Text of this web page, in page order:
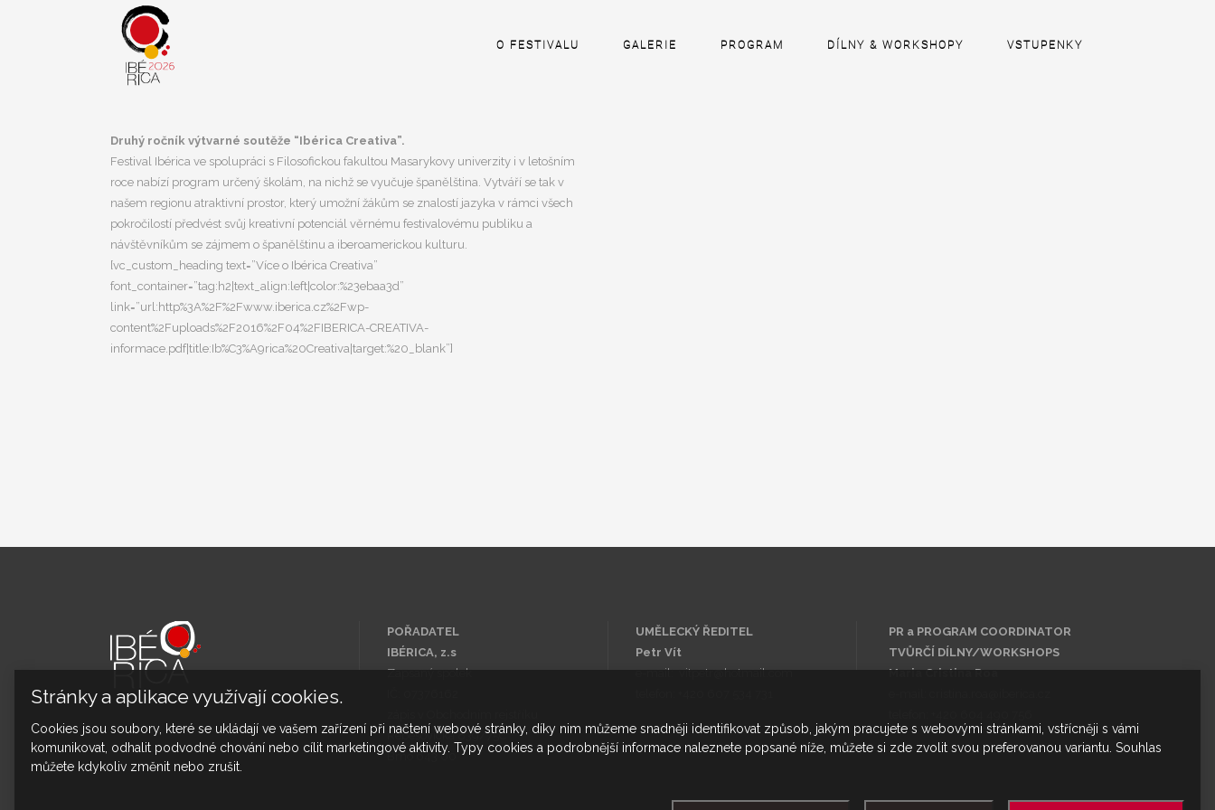
O FESTIVALU GALERIE PROGRAM DÍLNY & WORKSHOPY VSTUPENKY
Druhý ročník výtvarné soutěže “Ibérica Creativa”.
Festival Ibérica ve spolupráci s Filosofickou fakultou Masarykovy univerzity i v letošním
roce nabízí program určený školám, na nichž se vyučuje španělština. Vytváří se tak v
našem regionu atraktivní prostor, který umožní žákům se znalostí jazyka v rámci všech
pokročilostí předvést svůj kreativní potenciál věrnému festivalovému publiku a
návštěvníkům se zájmem o španělštinu a iberoamerickou kulturu.
[vc_custom_heading text=”Více o Ibérica Creativa”
font_container=”tag:h2|text_align:left|color:%23ebaa3d”
link=”url:http%3A%2F%2Fwww.iberica.cz%2Fwp-
content%2Fuploads%2F2016%2F04%2FIBERICA-CREATIVA-
informace.pdf|title:Ib%C3%A9rica%20Creativa|target:%20_blank”]
POŘADATEL
IBÉRICA, z.s
Zapsaný spolek
Rebešovická 839/75C
Brno 643 00
UMĚLECKÝ ŘEDITEL
Petr Vít
e-mail:vitpetr@hotmail.com
PR a PROGRAM COORDINATOR
TVŮRČÍ DÍLNY/WORKSHOPS
Maria Cristina Roa
Stránky a aplikace využívají cookies.
Cookies jsou soubory, které se ukládají ve vašem zařízení při načtení webové stránky, díky nim můžeme snadněji identifikovat způsob, jakým pracujete s webovými stránkami, vstřícněji s vámi
komunikovat, odhalit podvodné chování nebo cílit marketingové aktivity. Typy cookies a podrobnější informace naleznete popsané níže, můžete si zde zvolit svou preferovanou variantu. Souhlas
můžete kdykoliv změnit nebo zrušit.